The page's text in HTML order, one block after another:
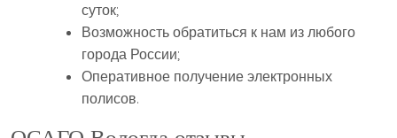
суток;
Возможность обратиться к нам из любого
города России;
Оперативное получение электронных
полисов.